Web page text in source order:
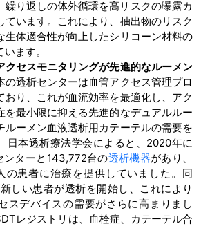
り返しの体外循環を高リスクの曝露カ
ています。これにより、抽出物のリスク
生体適合性が向上したシリコーン材料の
ます。
クセスモニタリングが先進的なルーメン
の透析センターは血管アクセス管理プロ
おり、これが血流効率を最適化し、アク
を最小限に抑える先進的なデュアルルー
ルーメン血液透析用カテーテルの需要を
日本透析療法学会によると、2020年に
ターと143,772台の透析機器があり、
の患者に治療を提供していました。同
しい患者が透析を開始し、これにより
スデバイスの需要がさらに高まりまし
レジストリは、血栓症、カテーテル合